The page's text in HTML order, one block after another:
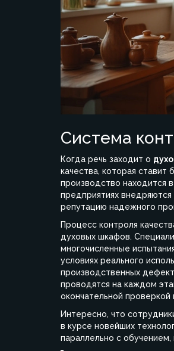
Система
Когда речь заходит о
качества, которая
производство находится
предприятиях
репутацию надежного
Процесс контроля
духовых шкафов.
многочисленные
условиях реального
производственных
проводятся на каждом
окончательной
Интересно, что
в курсе новейших
параллельно с